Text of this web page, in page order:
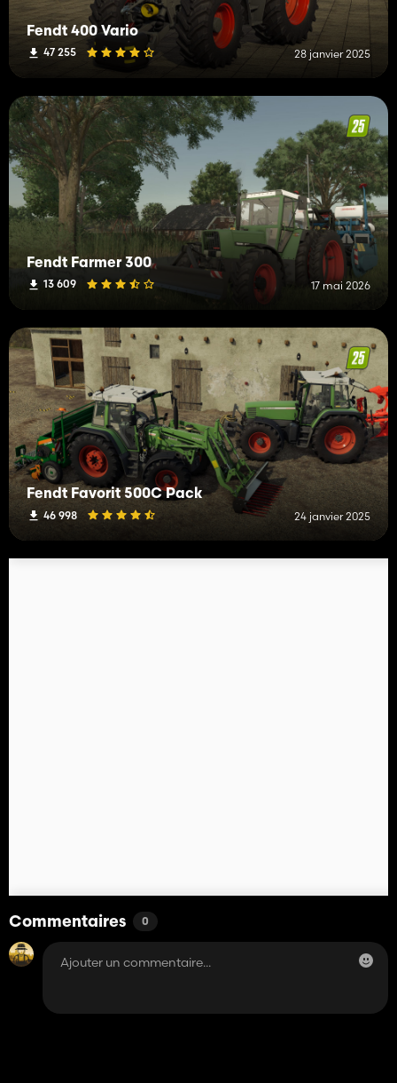
Fendt 400 Vario
47 255 28 janvier 2025
Fendt Farmer 300
13 609 17 mai 2026
Fendt Favorit 500C Pack
46 998 24 janvier 2025
Commentaires 0